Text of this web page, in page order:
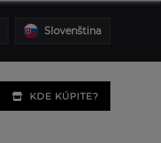
Slovenština
KDE KÚPITE?